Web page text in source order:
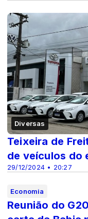
Diversas
29/12/2024 • 20:27
Teixeira de
de veículos do
Economia
Reunião do